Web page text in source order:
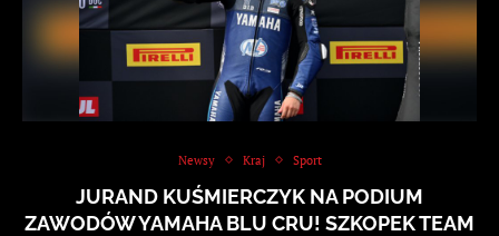
Newsy Kraj Sport
JURAND KUŚMIERCZYK NA PODIUM
ZAWODÓW YAMAHA BLU CRU! SZKOPEK TEAM